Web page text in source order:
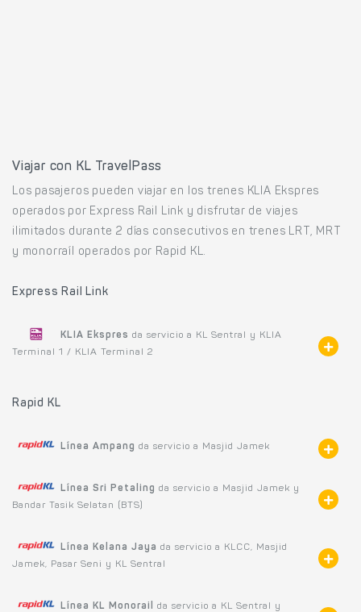
Viajar con KL TravelPass
Los pasajeros pueden viajar en los trenes KLIA Ekspres
operados por Express Rail Link y disfrutar de viajes
ilimitados durante 2 días consecutivos en trenes LRT, MRT
y monorraíl operados por Rapid KL.
Express Rail Link
KLIA Ekspres da servicio a KL Sentral y KLIA
Terminal 1 / KLIA Terminal 2
Rapid KL
Línea Ampang da servicio a Masjid Jamek
Línea Sri Petaling da servicio a Masjid Jamek y
Bandar Tasik Selatan (BTS)
Línea Kelana Jaya da servicio a KLCC, Masjid
Jamek, Pasar Seni y KL Sentral
Línea KL Monorail
da servicio a KL Sentral y